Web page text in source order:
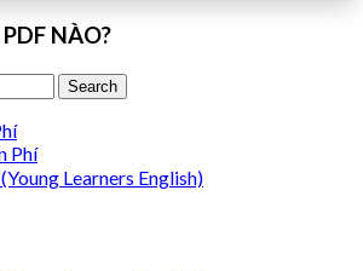
NÀO?
Phí
Learners English)